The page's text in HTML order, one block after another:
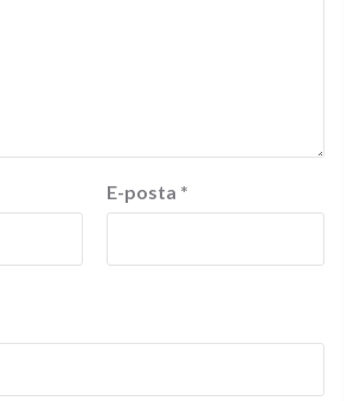
E-posta *